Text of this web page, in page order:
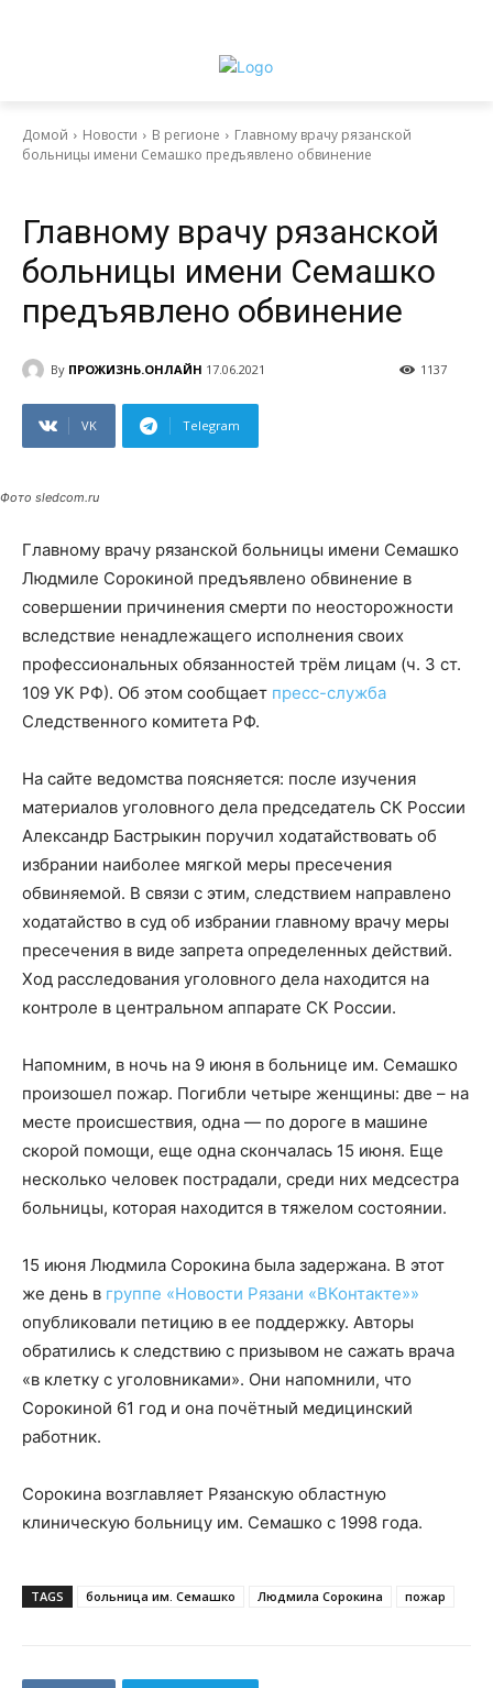
Домой Новости В регионе
Главному врачу рязанской
больницы имени Семашко предъявлено обвинение
Главному врачу рязанской
больницы имени Семашко
предъявлено обвинение
By ПРОЖИЗНЬ.ОНЛАЙН 17.06.2021 1137
VK Telegram
Фото sledcom.ru
Главному врачу рязанской больницы имени Семашко
Людмиле Сорокиной предъявлено обвинение в
совершении причинения смерти по неосторожности
вследствие ненадлежащего исполнения своих
профессиональных обязанностей трём лицам (ч. 3 ст.
109 УК РФ). Об этом сообщает пресс-служба
Следственного комитета РФ.
На сайте ведомства поясняется: после изучения
материалов уголовного дела председатель СК России
Александр Бастрыкин поручил ходатайствовать об
избрании наиболее мягкой меры пресечения
обвиняемой. В связи с этим, следствием направлено
ходатайство в суд об избрании главному врачу меры
пресечения в виде запрета определенных действий.
Ход расследования уголовного дела находится на
контроле в центральном аппарате СК России.
Напомним, в ночь на 9 июня в больнице им. Семашко
произошел пожар. Погибли четыре женщины: две – на
месте происшествия, одна — по дороге в машине
скорой помощи, еще одна скончалась 15 июня. Еще
несколько человек пострадали, среди них медсестра
больницы, которая находится в тяжелом состоянии.
15 июня Людмила Сорокина была задержана. В этот
же день в группе «Новости Рязани «ВКонтакте»»
опубликовали петицию в ее поддержку. Авторы
обратились к следствию с призывом не сажать врача
«в клетку с уголовниками». Они напомнили, что
Сорокиной 61 год и она почётный медицинский
работник.
Сорокина возглавляет Рязанскую областную
клиническую больницу им. Семашко с 1998 года.
TAGS больница им. Семашко Людмила Сорокина пожар